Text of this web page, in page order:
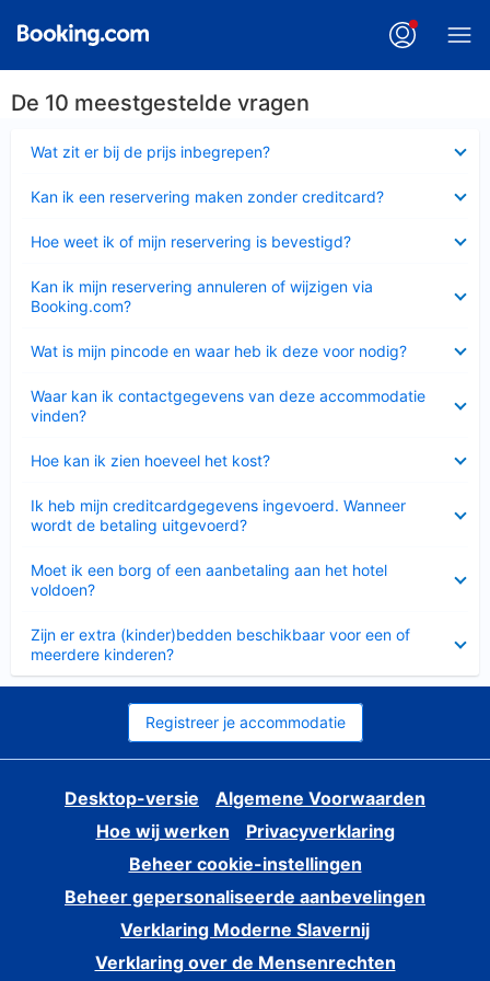
De 10 meestgestelde vragen
Wat zit er bij de prijs inbegrepen?
Kan ik een reservering maken zonder creditcard?
Hoe weet ik of mijn reservering is bevestigd?
Kan ik mijn reservering annuleren of wijzigen via
Booking.com?
Wat is mijn pincode en waar heb ik deze voor nodig?
Waar kan ik contactgegevens van deze accommodatie
vinden?
Hoe kan ik zien hoeveel het kost?
Ik heb mijn creditcardgegevens ingevoerd. Wanneer
wordt de betaling uitgevoerd?
Moet ik een borg of een aanbetaling aan het hotel
voldoen?
Zijn er extra (kinder)bedden beschikbaar voor een of
meerdere kinderen?
Registreer je accommodatie
Desktop-versie
Algemene Voorwaarden
Hoe wij werken
Privacyverklaring
Beheer cookie-instellingen
Beheer gepersonaliseerde aanbevelingen
Verklaring Moderne Slavernij
Verklaring over de Mensenrechten